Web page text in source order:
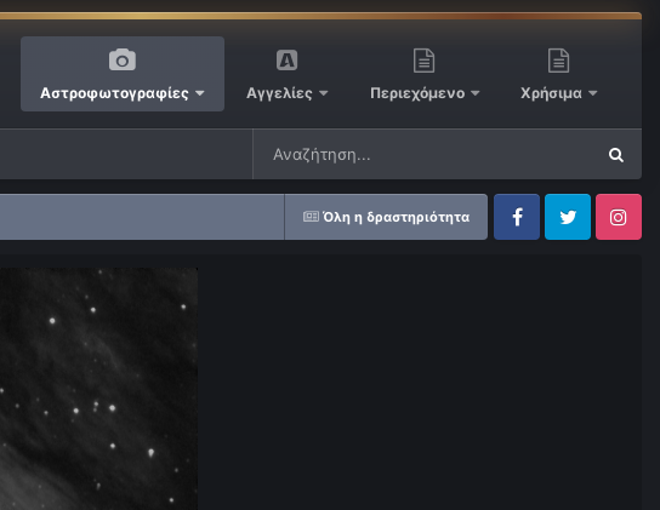
Αστροφωτογραφίες Αγγελίες Περιεχόμενο Χρήσιμα
Όλη η δραστηριότητα
FacebookTwitter Instagram